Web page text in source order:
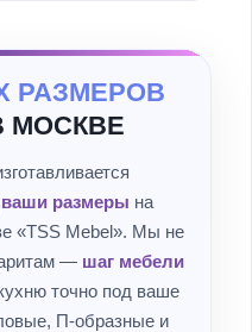
РАЗМЕРОВ
МОСКВЕ
размеры на
«TSS Mebel». Мы не
— шаг мебели
точно под ваше
П-образные и